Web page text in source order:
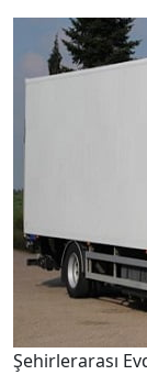
Şehirlerarası